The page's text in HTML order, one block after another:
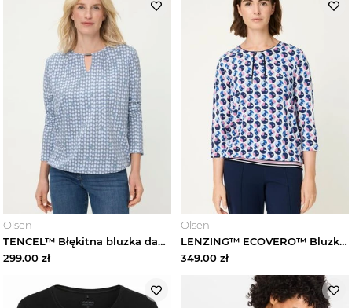
Olsen
TENCEL™ Błękitna bluzka damska Clara z biżuteryjnym zdobieniem – Soft Vibes Olsen
299.00 zł
Olsen
LENZING™ ECOVERO™ Bluzka damska Clara z geometrycznym wzorem – Refresh Olsen
349.00 zł